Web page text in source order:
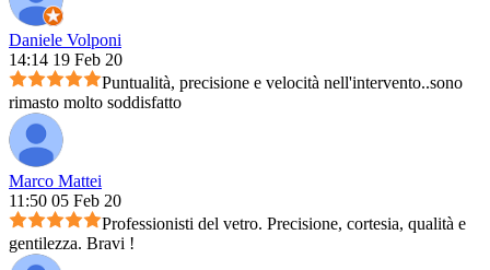
Daniele Volponi
14:14 19 Feb 20
Puntualità, precisione e velocità nell'intervento..sono
rimasto molto soddisfatto
Marco Mattei
11:50 05 Feb 20
Professionisti del vetro. Precisione, cortesia, qualità e
gentilezza. Bravi !